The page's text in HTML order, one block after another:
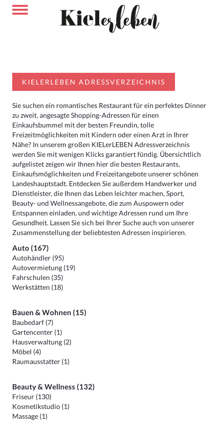
KIELERLEBEN ADRESSVERZEICHNIS
Sie suchen ein romantisches Restaurant für ein perfektes Dinner
zu zweit, angesagte Shopping-Adressen für einen
Einkaufsbummel mit der besten Freundin, tolle
Freizeitmöglichkeiten mit Kindern oder einen Arzt in Ihrer
Nähe? In unserem großen KIELerLEBEN Adressverzeichnis
werden Sie mit wenigen Klicks garantiert fündig. Übersichtlich
aufgelistet zeigen wir Ihnen hier die besten Restaurants,
Einkaufsmöglichkeiten und Freizeitangebote unserer schönen
Landeshauptstadt. Entdecken Sie außerdem Handwerker und
Dienstleister, die Ihnen das Leben leichter machen, Sport,
Beauty- und Wellnessangebote, die zum Auspowern oder
Entspannen einladen, und wichtige Adressen rund um Ihre
Gesundheit. Lassen Sie sich bei Ihrer Suche auch von unserer
Zusammenstellung der beliebtesten Adressen inspirieren.
Auto (167)
Autohändler (95)
Autovermietung (19)
Fahrschulen (35)
Werkstätten (18)
Bauen & Wohnen (15)
Baubedarf (7)
Gartencenter (1)
Hausverwaltung (2)
Möbel (4)
Raumausstatter (1)
Beauty & Wellness (132)
Friseur (130)
Kosmetikstudio (1)
Massage (1)